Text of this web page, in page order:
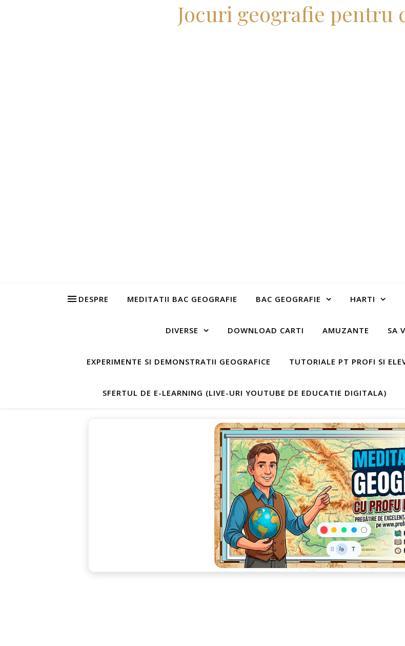
Jocuri geografie pentru
DESPRE MEDITATII BAC GEOGRAFIE BAC GEOGRAFIE HARTI
DIVERSE DOWNLOAD CARTI AMUZANTE SA
EXPERIMENTE SI DEMONSTRATII GEOGRAFICE TUTORIALE PT PROFI SI
SFERTUL DE E-LEARNING (LIVE-URI YOUTUBE DE EDUCATIE DIGITALA)